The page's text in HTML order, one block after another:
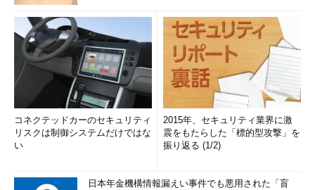
コネクテッドカーのセキュリティ
リスクは制御システムだけではな
い
2015年、セキュリティ業界に激
震をもたらした「標的型攻撃」を
振り返る (1/2)
日本年金機構情報漏えい事件でも悪用された「盲